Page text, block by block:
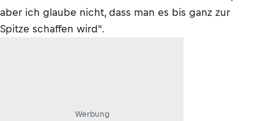
aber ich glaube nicht, dass man es bis ganz zur
Spitze schaffen wird".
Werbung